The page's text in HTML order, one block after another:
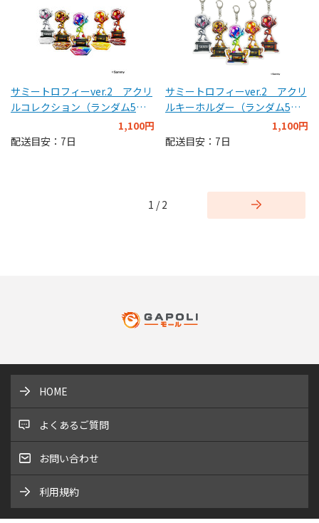
サミートロフィーver.2 アクリ
ルコレクション（ランダム5
1,100円
配送目安：7日
サミートロフィーver.2 アクリ
ルキーホルダー（ランダム5
1,100円
配送目安：7日
1 / 2
HOME
よくあるご質問
お問い合わせ
利用規約